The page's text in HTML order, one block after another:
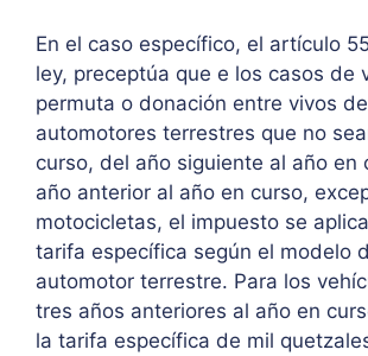
En el caso específico, el artículo
ley, preceptúa que e los casos de
permuta o donación entre vivos
automotores terrestres que no
curso, del año siguiente al año en
año anterior al año en curso,
motocicletas, el impuesto se
tarifa específica según el modelo
automotor terrestre. Para los
tres años anteriores al año en
la tarifa específica de mil